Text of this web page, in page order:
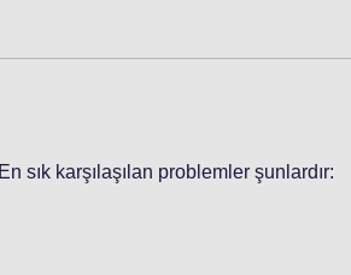
sık karşılaşılan problemler şunlardır: